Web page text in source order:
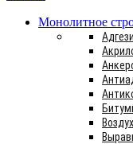
Монолитное